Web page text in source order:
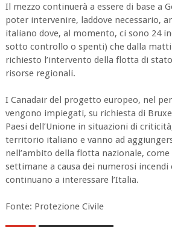
Il mezzo continuerà a essere di base a
poter intervenire, laddove necessario,
italiano dove, al momento, ci sono 24
sotto controllo o spenti) che dalla
richiesto l’intervento della flotta di
risorse regionali.
I Canadair del progetto europeo, nel
vengono impiegati, su richiesta di
Paesi dell’Unione in situazioni di
territorio italiano e vanno ad
nell’ambito della flotta nazionale, come
settimane a causa dei numerosi
continuano a interessare l’Italia.
Fonte: Protezione Civile